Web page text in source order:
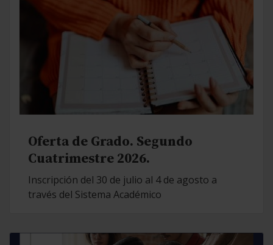
Oferta de Grado. Segundo
Cuatrimestre 2026.
Inscripción del 30 de julio al 4 de agosto a
través del Sistema Académico